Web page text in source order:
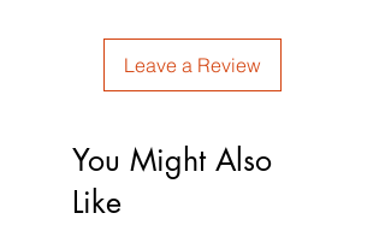
Leave a Review
You Might Also
Like